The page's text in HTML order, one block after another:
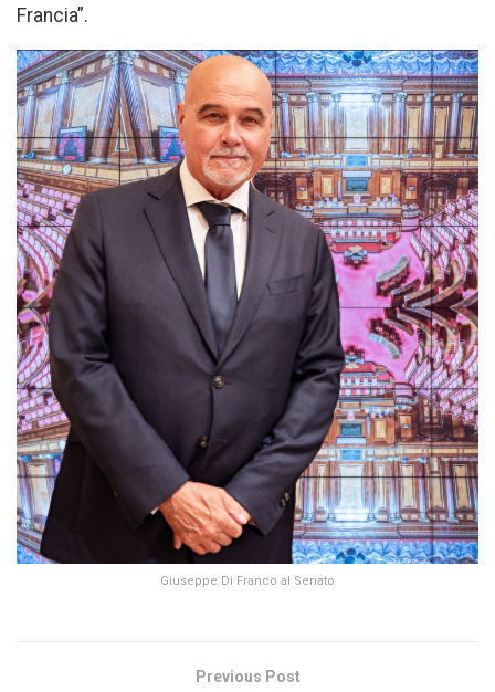
Francia”.
Giuseppe Di Franco al Senato
Previous Post